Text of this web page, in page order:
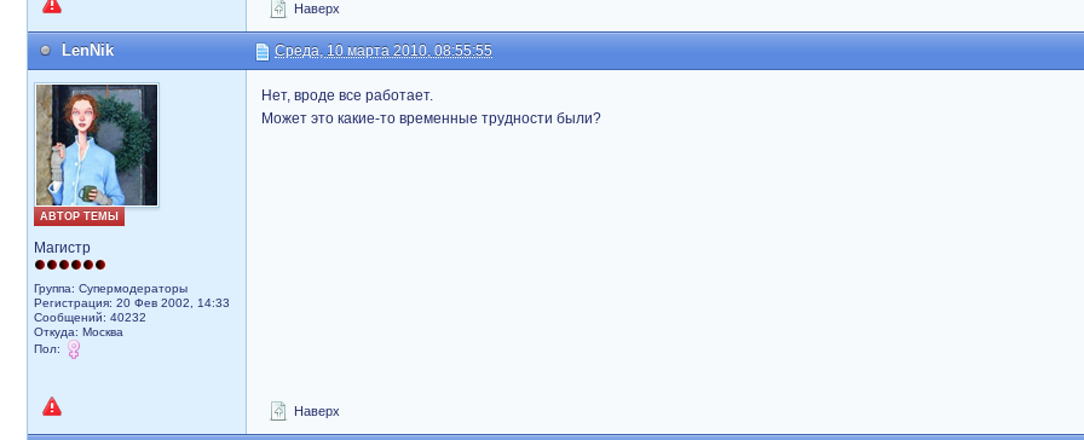
Наверх
LenNik Среда, 10 марта 2010, 08:55:55
АВТОР ТЕМЫ
Магистр
Группа: Супермодераторы
Регистрация: 20 Фев 2002, 14:33
Сообщений: 40232
Откуда: Москва
Пол:
Нет, вроде все работает.
Может это какие-то временные трудности были?
Наверх